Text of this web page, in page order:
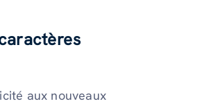
aux nouveaux